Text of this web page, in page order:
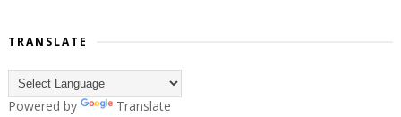
TRANSLATE
Powered by Translate